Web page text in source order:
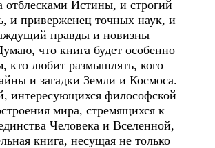
отблесками Истины, и строгий
и приверженец точных наук, и
правды и новизны
что книга будет особенно
кто любит размышлять, кого
и загадки Земли и Космоса.
интересующихся философской
мира, стремящихся к
Человека и Вселенной,
книга, несущая не только